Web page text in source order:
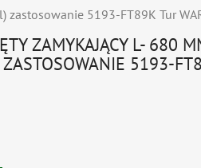
5193-FT89K Tur
ZAMYKAJĄCY L- 680
5193-